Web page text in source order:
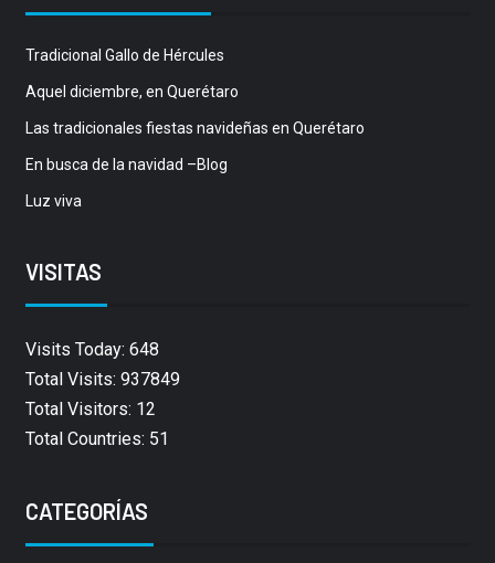
Tradicional Gallo de Hércules
Aquel diciembre, en Querétaro
Las tradicionales fiestas navideñas en Querétaro
En busca de la navidad –Blog
Luz viva
VISITAS
Visits Today: 648
Total Visits: 937849
Total Visitors: 12
Total Countries: 51
CATEGORÍAS